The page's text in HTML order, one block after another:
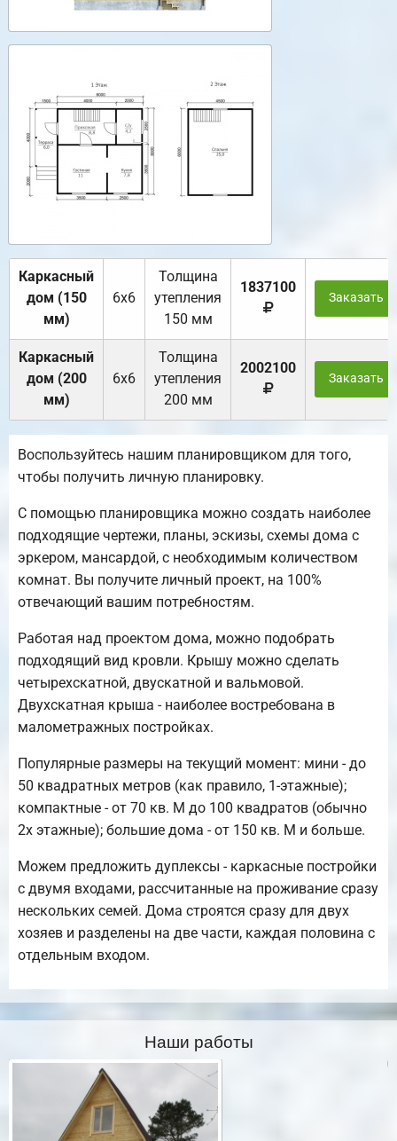
Каркасный
дом (150
мм)
6х6
Толщина
утепления
150 мм
1837100
Заказать
Каркасный
дом (200
мм)
6х6
Толщина
утепления
200 мм
2002100
Заказать
Воспользуйтесь нашим планировщиком для того,
чтобы получить личную планировку.
С помощью планировщика можно создать наиболее
подходящие чертежи, планы, эскизы, схемы дома с
эркером, мансардой, с необходимым количеством
комнат. Вы получите личный проект, на 100%
отвечающий вашим потребностям.
Работая над проектом дома, можно подобрать
подходящий вид кровли. Крышу можно сделать
четырехскатной, двускатной и вальмовой.
Двухскатная крыша - наиболее востребована в
малометражных постройках.
Популярные размеры на текущий момент: мини - до
50 квадратных метров (как правило, 1-этажные);
компактные - от 70 кв. М до 100 квадратов (обычно
2х этажные); большие дома - от 150 кв. М и больше.
Можем предложить дуплексы - каркасные постройки
с двумя входами, рассчитанные на проживание сразу
нескольких семей. Дома строятся сразу для двух
хозяев и разделены на две части, каждая половина с
отдельным входом.
Наши работы